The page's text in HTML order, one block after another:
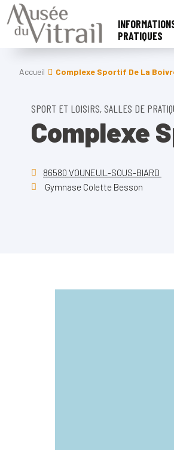
PRATIQUES
Accueil Complexe Sportif De La
SPORT ET LOISIRS, SALLES DE
Complexe
86580 VOUNEUIL-SOUS-BIARD
Gymnase Colette Besson